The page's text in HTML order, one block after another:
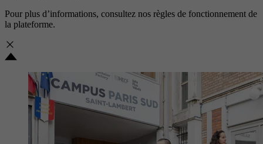
Pour plus d’informations, consultez nos règles de fonctionnement de
la plateforme.